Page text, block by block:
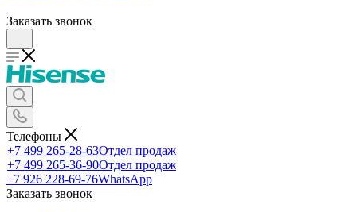
Заказать звонок
Телефоны
+7 499 265-28-63Отдел продаж
+7 499 265-36-90Отдел продаж
+7 926 228-69-76WhatsApp
Заказать звонок